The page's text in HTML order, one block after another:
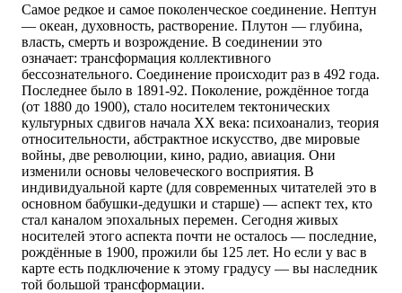
Самое редкое и самое поколенческое соединение. Нептун
— океан, духовность, растворение. Плутон — глубина,
власть, смерть и возрождение. В соединении это
означает: трансформация коллективного
бессознательного. Соединение происходит раз в 492 года.
Последнее было в 1891-92. Поколение, рождённое тогда
(от 1880 до 1900), стало носителем тектонических
культурных сдвигов начала XX века: психоанализ, теория
относительности, абстрактное искусство, две мировые
войны, две революции, кино, радио, авиация. Они
изменили основы человеческого восприятия. В
индивидуальной карте (для современных читателей это в
основном бабушки-дедушки и старше) — аспект тех, кто
стал каналом эпохальных перемен. Сегодня живых
носителей этого аспекта почти не осталось — последние,
рождённые в 1900, прожили бы 125 лет. Но если у вас в
карте есть подключение к этому градусу — вы наследник
той большой трансформации.